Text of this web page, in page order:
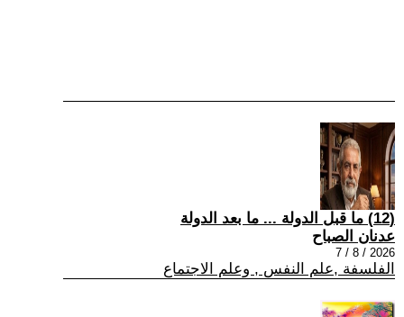
(12) ما قبل الدولة ... ما بعد الدولة
عدنان الصباح
2026 / 8 / 7
الفلسفة ,علم النفس , وعلم الاجتماع